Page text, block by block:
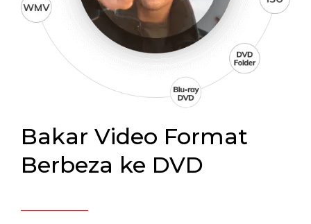
Bakar Video Format
Berbeza ke DVD